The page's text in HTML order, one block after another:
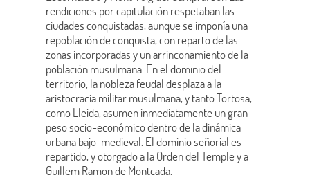
rendiciones por capitulación respetaban las
ciudades conquistadas, aunque se imponía una
repoblación de conquista, con reparto de las
zonas incorporadas y un arrinconamiento de la
población musulmana. En el dominio del
territorio, la nobleza feudal desplaza a la
aristocracia militar musulmana, y tanto Tortosa,
como Lleida, asumen inmediatamente un gran
peso socio-económico dentro de la dinámica
urbana bajo-medieval. El dominio señorial es
repartido, y otorgado a la Orden del Temple y a
Guillem Ramon de Montcada.